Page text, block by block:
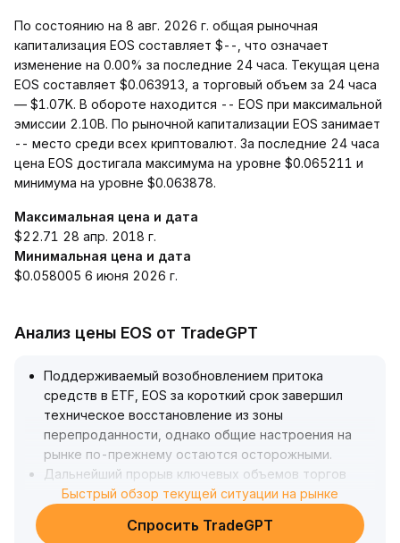
По состоянию на 8 авг. 2026 г. общая рыночная
капитализация EOS составляет $--, что означает
изменение на 0.00% за последние 24 часа. Текущая цена
EOS составляет $0.063913, а торговый объем за 24 часа
— $1.07K. В обороте находится -- EOS при максимальной
эмиссии 2.10B. По рыночной капитализации EOS занимает
-- место среди всех криптовалют. За последние 24 часа
цена EOS достигала максимума на уровне $0.065211 и
минимума на уровне $0.063878.
Максимальная цена и дата
$22.71 28 апр. 2018 г.
Минимальная цена и дата
$0.058005 6 июня 2026 г.
Анализ цены EOS от TradeGPT
Поддерживаемый возобновлением притока
средств в ETF, EOS за короткий срок завершил
техническое восстановление из зоны
перепроданности, однако общие настроения на
рынке по-прежнему остаются осторожными.
Дальнейший прорыв ключевых объемов торгов
зависит от динамики ETF и изменений в восприятии
рыночного риска
На фоне улучшения макроэкономических условий и
Быстрый обзор текущей ситуации на рынке
Спросить TradeGPT